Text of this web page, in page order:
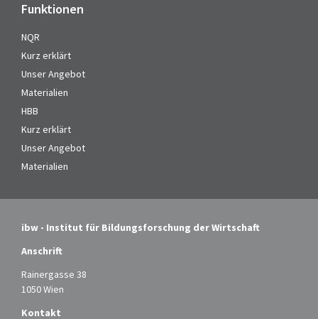
Funktionen
NQR
Kurz erklärt
Unser Angebot
Materialien
HBB
Kurz erklärt
Unser Angebot
Materialien
ibw - Institut für Bildungsforschung der Wirtschaft
Anschrift
Rainergasse 38
1050 Wien
Kontakt